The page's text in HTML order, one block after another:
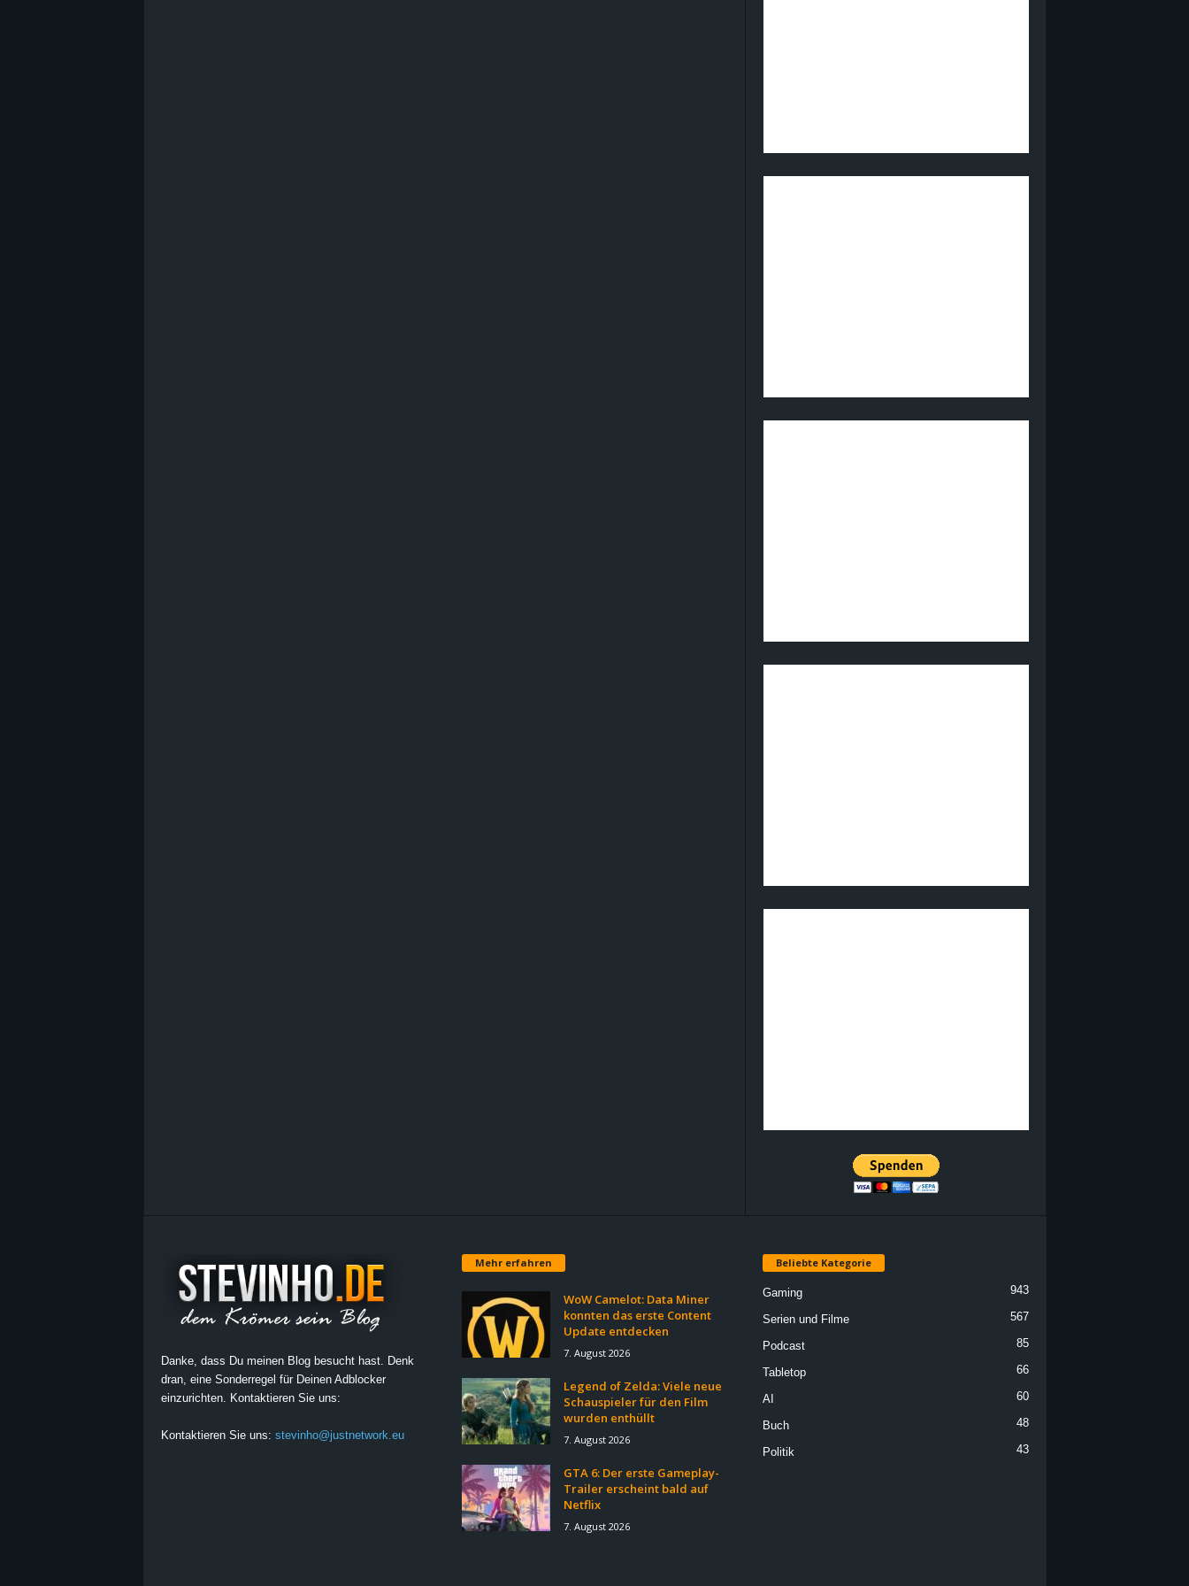
Danke, dass Du meinen Blog besucht hast. Denk
dran, eine Sonderregel für Deinen Adblocker
einzurichten. Kontaktieren Sie uns:
Kontaktieren Sie uns: stevinho@justnetwork.eu
Mehr erfahren
WoW Camelot: Data Miner
konnten das erste Content
Update entdecken
7. August 2026
Legend of Zelda: Viele neue
Schauspieler für den Film
wurden enthüllt
7. August 2026
GTA 6: Der erste Gameplay-
Trailer erscheint bald auf
Netflix
7. August 2026
Beliebte Kategorie
Gaming 943
Serien und Filme 567
Podcast 85
Tabletop 66
AI 60
Buch 48
Politik 43